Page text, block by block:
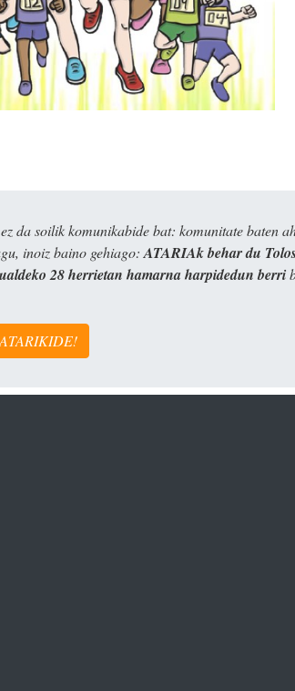
da soilik komunikabide bat: komunitate baten
inoiz baino gehiago:ATARIAk behar du
28 herrietan hamarna harpidedun berri